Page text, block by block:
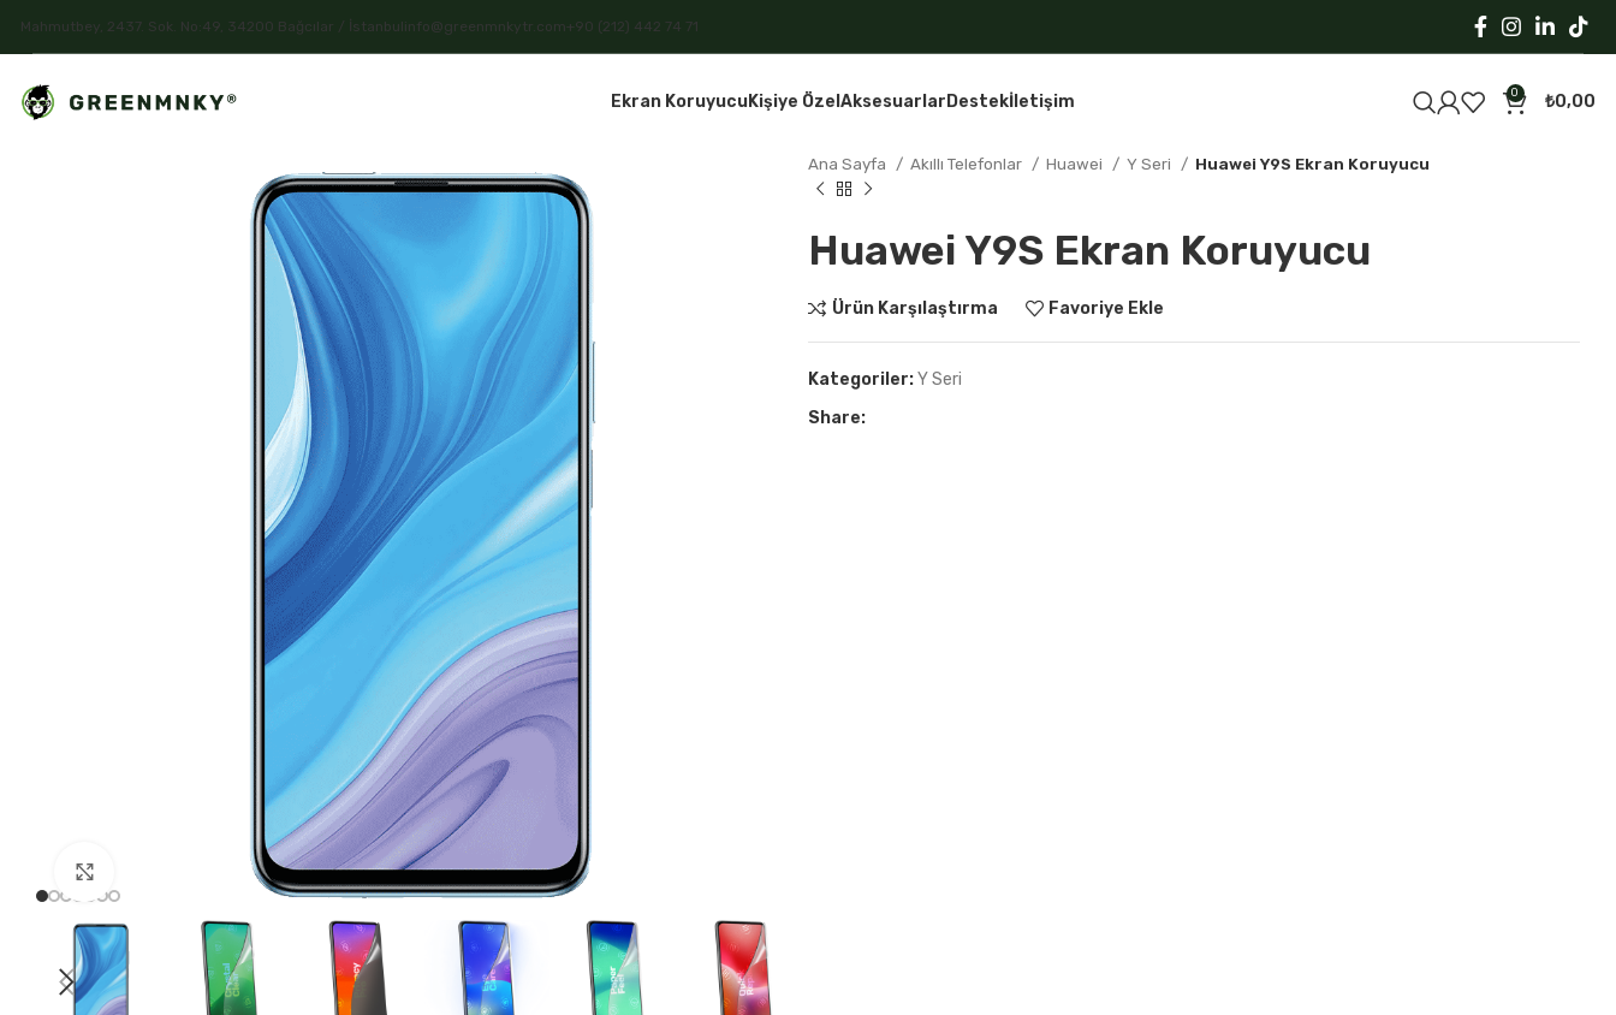
Mahmutbey, 2437. Sok. No:49, 34200 Bağcılar / İstanbulinfo@greenmnkytr.com +90 (212) 442 74 71
Ekran KoruyucuKişiye Özel Aksesuarlar Destekİletişim 0 ₺0,00
Ana Sayfa Akıllı Telefonlar Huawei Y Seri Huawei Y9S Ekran Koruyucu
Huawei Y9S Ekran Koruyucu
Ürün Karşılaştırma Favoriye Ekle
Kategoriler:Y Seri
Share: